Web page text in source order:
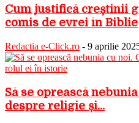
Cum justifică creștinii
comis de evrei în Biblie
Redactia e-Click.ro - 9 aprilie
Să se oprească
despre religie și...